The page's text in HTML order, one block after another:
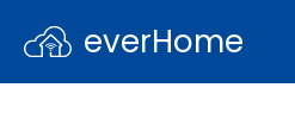
everHome